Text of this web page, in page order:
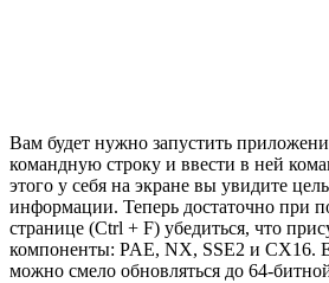
Вам будет нужно запустить
командную строку и ввести в ней
этого у себя на экране вы увидите
информации. Теперь достаточно при
странице (Ctrl + F) убедиться, что
компоненты: PAE, NX, SSE2 и CX16.
можно смело обновляться до 64-